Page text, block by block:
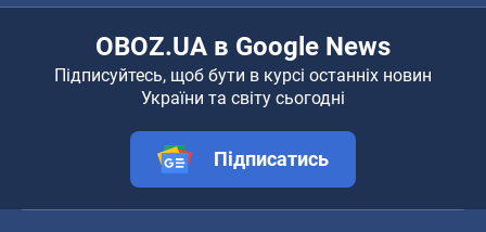
OBOZ.UA в Google News
Підписуйтесь, щоб бути в курсі останніх новин
України та світу сьогодні
Підписатись